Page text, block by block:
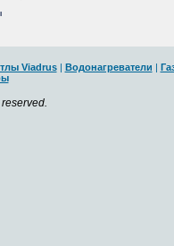
Viadrus| Водонагреватели |